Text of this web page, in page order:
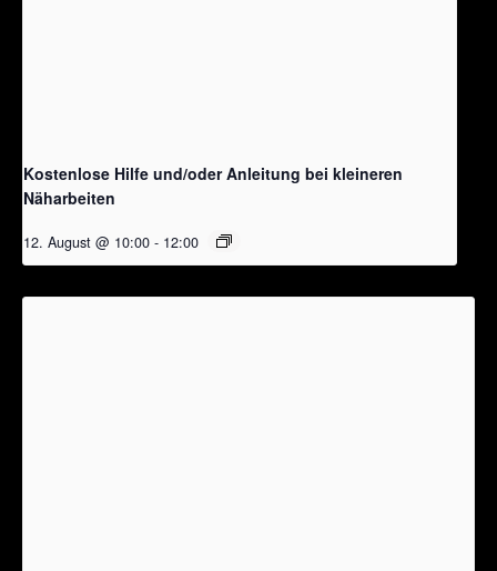
Kostenlose Hilfe und/oder Anleitung bei kleineren
Näharbeiten
12. August @ 10:00 - 12:00